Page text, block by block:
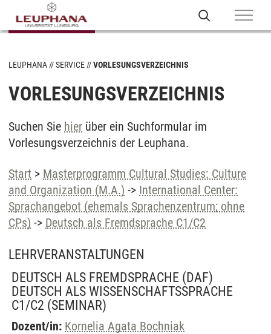
LEUPHANA SERVICE VORLESUNGSVERZEICHNIS
VORLESUNGSVERZEICHNIS
Suchen Sie hier über ein Suchformular im
Vorlesungsverzeichnis der Leuphana.
Start > Masterprogramm Cultural Studies: Culture
and Organization (M.A.) -> International Center:
Sprachangebot (ehemals Sprachenzentrum; ohne
CPs) -> Deutsch als Fremdsprache C1/C2
LEHRVERANSTALTUNGEN
DEUTSCH ALS FREMDSPRACHE (DAF)
DEUTSCH ALS WISSENSCHAFTSSPRACHE
C1/C2 (SEMINAR)
Dozent/in: Kornelia Agata Bochniak